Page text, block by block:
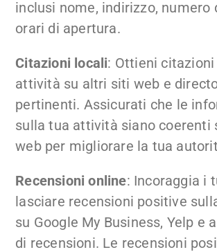
inclusi nome, indirizzo, numero
orari di apertura.
Citazioni locali: Ottieni
attività su altri siti web e
pertinenti. Assicurati che le
sulla tua attività siano coerenti
web per migliorare la tua
Recensioni online: Incoraggia i
lasciare recensioni positive
su Google My Business, Yelp e
di recensioni. Le recensioni